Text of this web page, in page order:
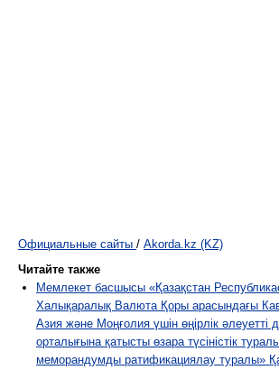
Официальные сайты / Akorda.kz (KZ)
Читайте также
Мемлекет басшысы «Қазақстан
Халықаралық Валюта Қоры арасындағы
Азия және Моңғолия үшін өңірлік әлеуетті
орталығына қатысты өзара түсіністік
меморандумды ратификациялау туралы»